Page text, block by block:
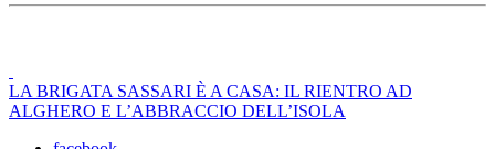
LA BRIGATA SASSARI È A CASA: IL RIENTRO AD
ALGHERO E L’ABBRACCIO DELL’ISOLA